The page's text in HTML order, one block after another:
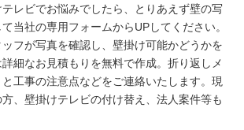
レビでお悩みでしたら、とりあえず壁の写
当社の専用フォームからUPしてください。
フが写真を確認し、壁掛け可能かどうかを
細なお見積もりを無料で作成。折り返しメ
工事の注意点などをご連絡いたします。現
、壁掛けテレビの付け替え、法人案件等も